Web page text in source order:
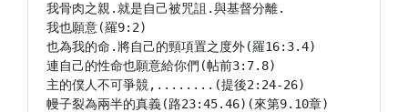
我骨肉之親.就是自己被咒詛.與基督分離.
我也願意(羅9:2)
也為我的命.將自己的頸項置之度外(羅16:3.4)
連自己的性命也願意給你們(帖前3:7.8)
主的僕人不可爭競,........(提後2:24-26)
幔子裂為兩半的真義(路23:45.46)(來第9.10章)